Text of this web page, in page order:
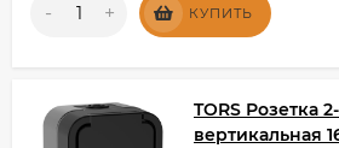
- + КУПИТЬ
TORS Розетка
вертикальная